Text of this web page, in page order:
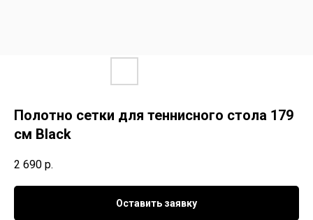
Полотно сетки для теннисного стола 179
см Black
2 690 р.
Оставить заявку